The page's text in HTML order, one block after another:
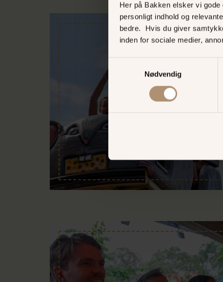
Her på Bakken elsker vi
personligt indhold og
bedre. Hvis du giver
inden for sociale medier,
Nødvendig